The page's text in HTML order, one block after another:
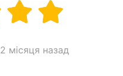
2 місяця назад